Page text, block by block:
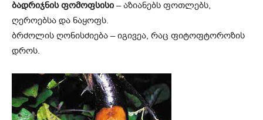
ბადრიჯნის ფომოფსისი – აზიანებს ფოთლებს,
ღეროებსა და ნაყოფს.
ბრძოლის ღონისძიება – იგივეა, რაც ფიტო­ფტოროზის
დროს.